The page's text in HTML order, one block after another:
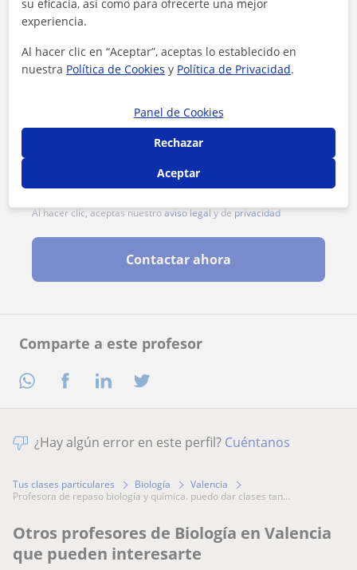
Comparte a este profesor
Al hacer clic, aceptas nuestroaviso legaly deprivacidad
Contactar ahora
¿Hay algún error en este perfil? Cuéntanos
Tus clases particulares Biología
Valencia
profesora de repaso biología y química. puedo dar clases tan...
Otros profesores de Biología en Valencia
que pueden interesarte
su eficacia, así como para ofrecerte una mejor
experiencia.
Al hacer clic en “Aceptar”, aceptas lo establecido en
nuestra Política de Cookies y Política de Privacidad.
Panel de Cookies
Rechazar
Aceptar